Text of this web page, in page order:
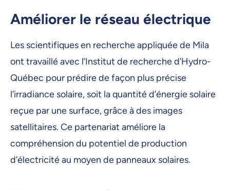
Améliorer le réseau électrique
Les scientifiques en recherche appliquée de Mila
ont travaillé avec l’Institut de recherche d’Hydro-
Québec pour prédire de façon plus précise
l’irradiance solaire, soit la quantité d’énergie solaire
reçue par une surface, grâce à des images
satellitaires. Ce partenariat améliore la
compréhension du potentiel de production
d’électricité au moyen de panneaux solaires.